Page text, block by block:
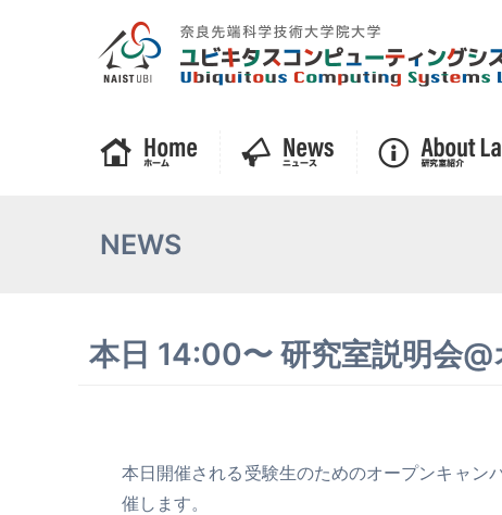
NEWS
本日 14:00〜 研究室説明会
本日開催される受験生のためのオープンキャ
催します。